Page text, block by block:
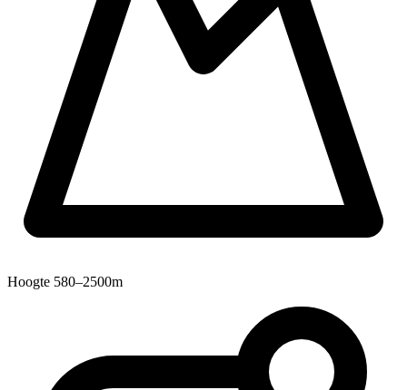
Hoogte 580–2500m